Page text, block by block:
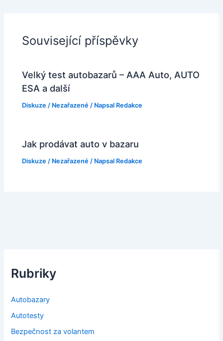
Související příspěvky
Velký test autobazarů – AAA Auto, AUTO
ESA a další
Diskuze / Nezařazené / Napsal Redakce
Jak prodávat auto v bazaru
Diskuze / Nezařazené / Napsal Redakce
Rubriky
Autobazary
Autotesty
Bezpečnost za volantem